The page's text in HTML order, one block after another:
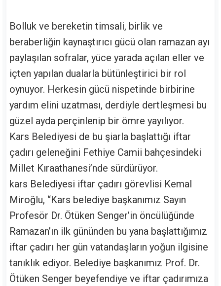
Bolluk ve bereketin timsali, birlik ve
beraberliğin kaynaştırıcı gücü olan ramazan ayı
paylaşılan sofralar, yüce yarada açılan eller ve
içten yapılan dualarla bütünleştirici bir rol
oynuyor. Herkesin gücü nispetinde birbirine
yardım elini uzatması, derdiyle dertleşmesi bu
güzel ayda perçinlenip bir ömre yayılıyor.
Kars Belediyesi de bu şiarla başlattığı iftar
çadırı geleneğini Fethiye Camii bahçesindeki
Millet Kıraathanesi’nde sürdürüyor.
kars Belediyesi iftar çadırı görevlisi Kemal
Miroğlu, “Kars belediye başkanımız Sayın
Profesör Dr. Ötüken Senger’in öncülüğünde
Ramazan’ın ilk gününden bu yana başlattığımız
iftar çadırı her gün vatandaşların yoğun ilgisine
tanıklık ediyor. Belediye başkanımız Prof. Dr.
Ötüken Senger beyefendiye ve iftar çadırımıza